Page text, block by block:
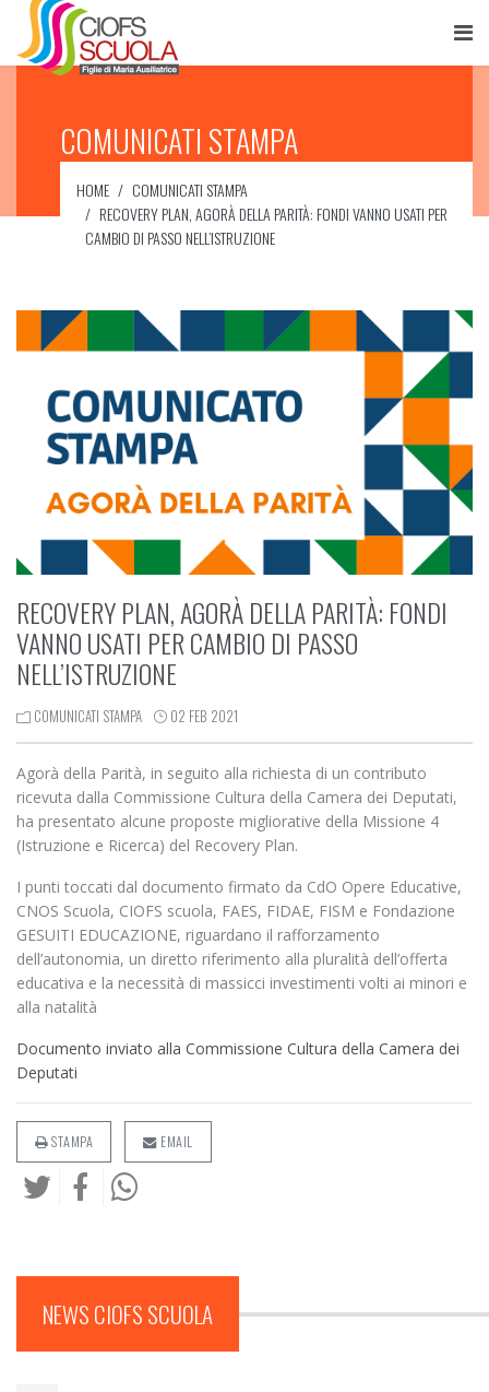
COMUNICATI STAMPA
HOME
COMUNICATI STAMPA
RECOVERY PLAN, AGORÀ DELLA PARITÀ: FONDI VANNO USATI PER
CAMBIO DI PASSO NELL’ISTRUZIONE
RECOVERY PLAN, AGORÀ DELLA PARITÀ: FONDI
VANNO USATI PER CAMBIO DI PASSO
NELL’ISTRUZIONE
COMUNICATI STAMPA 02 FEB 2021
Agorà della Parità, in seguito alla richiesta di un contributo
ricevuta dalla Commissione Cultura della Camera dei Deputati,
ha presentato alcune proposte migliorative della Missione 4
(Istruzione e Ricerca) del Recovery Plan.
I punti toccati dal documento firmato da CdO Opere Educative,
CNOS Scuola, CIOFS scuola, FAES, FIDAE, FISM e Fondazione
GESUITI EDUCAZIONE, riguardano il rafforzamento
dell’autonomia, un diretto riferimento alla pluralità dell’offerta
educativa e la necessità di massicci investimenti volti ai minori e
alla natalità
Documento inviato alla Commissione Cultura della Camera dei
Deputati
STAMPA EMAIL
NEWS CIOFS SCUOLA